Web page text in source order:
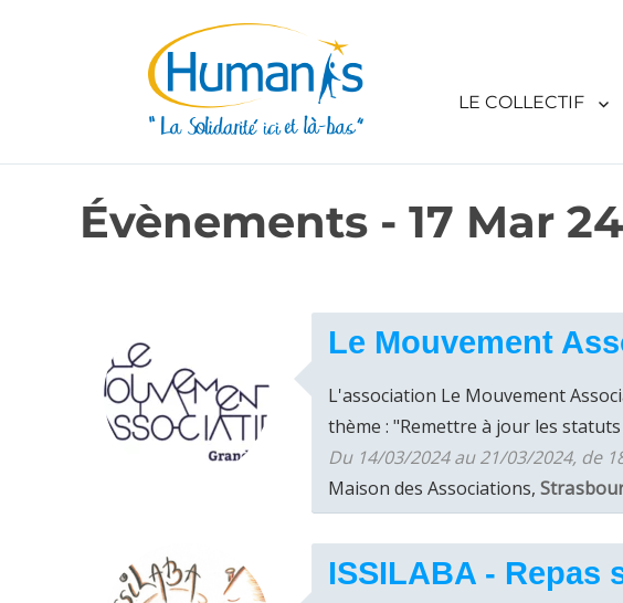
LE COLLECTIF
Évènements - 17 Mar 24
Le Mouvement
L'association Le Mouvement
thème : "Remettre à jour les
Du 14/03/2024 au 21/03/2024, de
Maison des Associations,
ISSILABA - Repas